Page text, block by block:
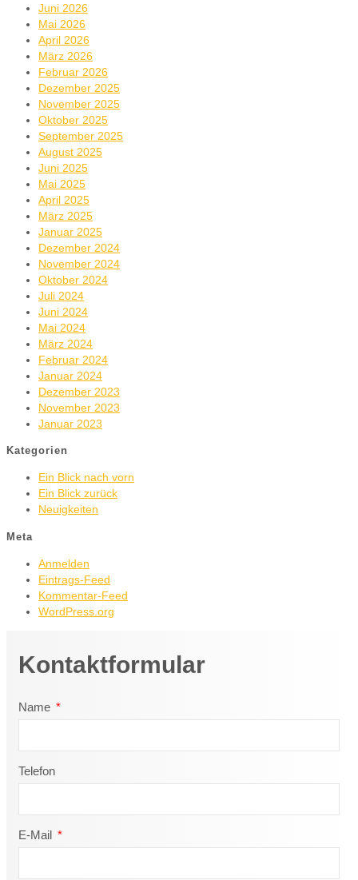
Juni 2026
Mai 2026
April 2026
März 2026
Februar 2026
Dezember 2025
November 2025
Oktober 2025
September 2025
August 2025
Juni 2025
Mai 2025
April 2025
März 2025
Januar 2025
Dezember 2024
November 2024
Oktober 2024
Juli 2024
Juni 2024
Mai 2024
März 2024
Februar 2024
Januar 2024
Dezember 2023
November 2023
Januar 2023
Kategorien
Ein Blick nach vorn
Ein Blick zurück
Neuigkeiten
Meta
Anmelden
Eintrags-Feed
Kommentar-Feed
WordPress.org
Kontaktformular
Name
Telefon
E-Mail